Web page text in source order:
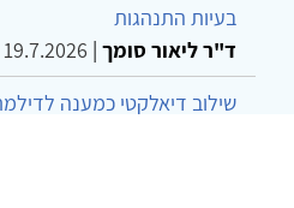
בעיות התנהגות
ד"ר ליאור סומך |
19.7.2026
שילוב דיאלקטי כמענה